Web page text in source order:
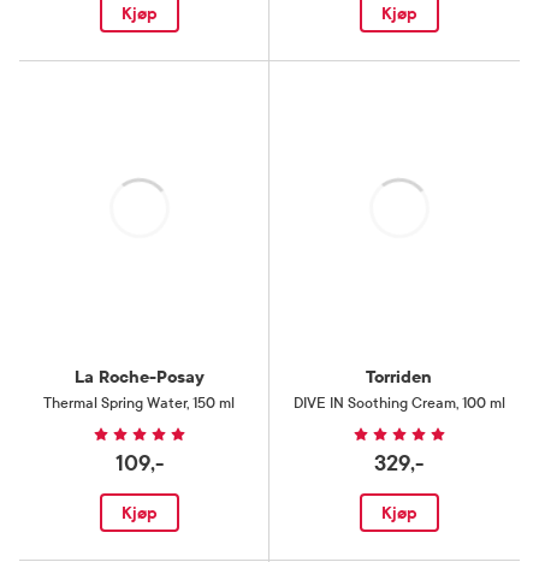
Kjøp Kjøp
La Roche-Posay
Thermal Spring Water, 150 ml
109,-
Kjøp
Torriden
DIVE IN Soothing Cream, 100 ml
329,-
Kjøp